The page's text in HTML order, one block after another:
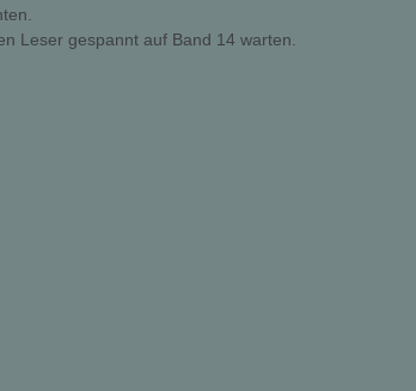
Leser gespannt auf Band 14 warten.